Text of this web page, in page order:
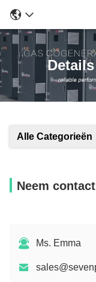
Alle Categorieën
Neem
Ms. Emma